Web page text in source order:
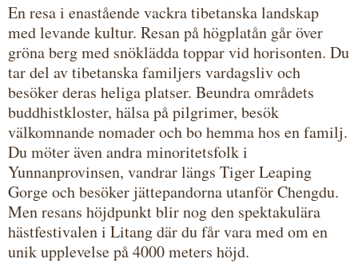
En resa i enastående vackra tibetanska landskap
med levande kultur. Resan på högplatån går över
gröna berg med snöklädda toppar vid horisonten. Du
tar del av tibetanska familjers vardagsliv och
besöker deras heliga platser. Beundra områdets
buddhistkloster, hälsa på pilgrimer, besök
välkomnande nomader och bo hemma hos en familj.
Du möter även andra minoritetsfolk i
Yunnanprovinsen, vandrar längs Tiger Leaping
Gorge och besöker jättepandorna utanför Chengdu.
Men resans höjdpunkt blir nog den spektakulära
hästfestivalen i Litang där du får vara med om en
unik upplevelse på 4000 meters höjd.